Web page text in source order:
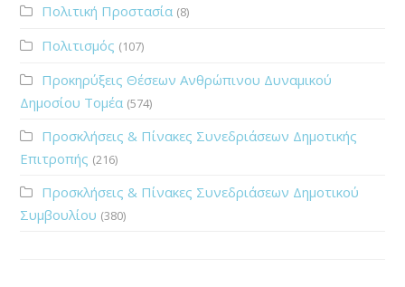
Πολιτική Προστασία (8)
Πολιτισμός (107)
Προκηρύξεις Θέσεων Ανθρώπινου Δυναμικού
Δημοσίου Τομέα (574)
Προσκλήσεις & Πίνακες Συνεδριάσεων Δημοτικής
Επιτροπής (216)
Προσκλήσεις & Πίνακες Συνεδριάσεων Δημοτικού
Συμβουλίου (380)